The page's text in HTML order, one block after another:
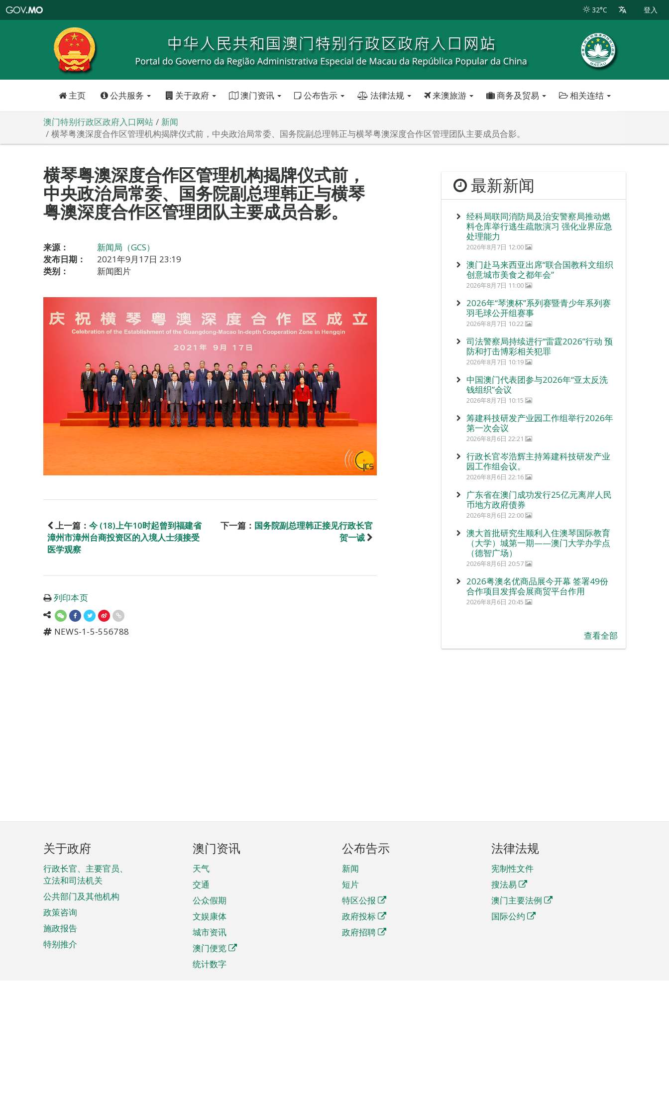
特
政
区
政
口
32°C 登入
主页 公共服务 关于政府 澳门资讯 公布告示 法律法规 来澳旅游 商务及贸易 相关连结
澳门特别行政区政府入口网站
新闻
横琴粤澳深度合作区管理机构揭牌仪式前，中央政治局常委、国务院副总理韩正与横琴粤澳深度合作区管理团队主要成员合影。
横琴粤澳深度合作区管理机构揭牌仪式前，
中央政治局常委、国务院副总理韩正与横琴
粤澳深度合作区管理团队主要成员合影。
来源：
新闻局（GCS）
发布日期：
2021年9月17日 23:19
类别：
新闻图片
上一篇： 今 (18)上午10时起曾到福建省
漳州市漳州台商投资区的入境人士须接受
医学观察
下一篇： 国务院副总理韩正接见行政长官
贺一诚
列印本页
NEWS-1-5-556788
最新新闻
经科局联同消防局及治安警察局推动燃
料仓库举行逃生疏散演习 强化业界应急
处理能力
2026年8月7日 12:00
澳门赴马来西亚出席“联合国教科文组织
创意城市美食之都年会”
2026年8月7日 11:00
2026年“琴澳杯”系列赛暨青少年系列赛
羽毛球公开组赛事
2026年8月7日 10:22
司法警察局持续进行“雷霆2026”行动 预
防和打击博彩相关犯罪
2026年8月7日 10:19
中国澳门代表团参与2026年“亚太反洗
钱组织”会议
2026年8月7日 10:15
筹建科技研发产业园工作组举行2026年
第一次会议
2026年8月6日 22:21
行政长官岑浩辉主持筹建科技研发产业
园工作组会议。
2026年8月6日 22:16
广东省在澳门成功发行25亿元离岸人民
币地方政府债券
2026年8月6日 22:00
澳大首批研究生顺利入住澳琴国际教育
（大学）城第一期——澳门大学办学点
（德智广场）
2026年8月6日 20:57
2026粤澳名优商品展今开幕 签署49份
合作项目发挥会展商贸平台作用
2026年8月6日 20:45
查看全部
页
脚
菜
单
关于政府
行政长官、主要官员、
立法和司法机关
公共部门及其他机构
政策咨询
施政报告
特别推介
澳门资讯
天气
交通
公众假期
文娱康体
城市资讯
澳门便览
统计数字
公布告示
新闻
短片
特区公报
政府投标
政府招聘
法律法规
宪制性文件
搜法易
澳门主要法例
国际公约